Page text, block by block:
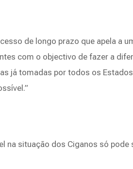
de longo prazo que apela a
com o objectivo de fazer a
já tomadas por todos os
na situação dos Ciganos só pode